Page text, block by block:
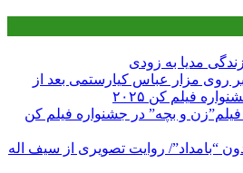
مدیا به زودی
بر روی مزار عباس کیارستمی بعد از
فیلم کن ۲۰۲۵
و بچه” در جشنواره فیلم کن
“بامداد”/ روایت تصویری از سیف اله